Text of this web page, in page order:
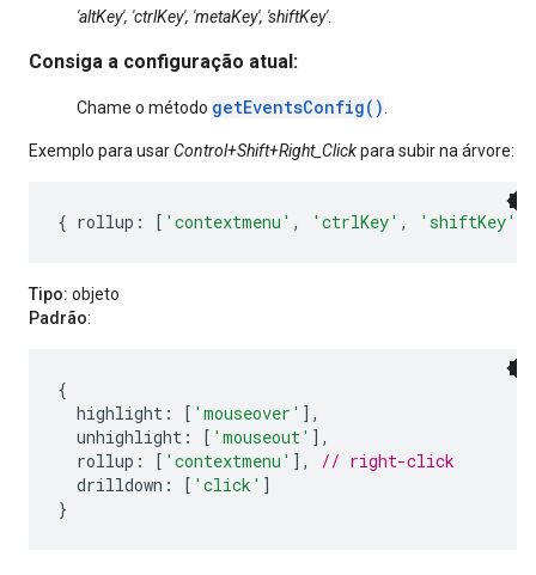
'altKey', 'ctrlKey', 'metaKey', 'shiftKey'.
Consiga a configuração atual:
Chame o método getEventsConfig()
Exemplo para usarControl+Shift+Right_Clickpara subir na árvore:
{ rollup : [ 'contextmenu' , 'ctrlKey' , 'shiftKey'
Tipo: objeto
Padrão:
{
highlight : [ 'mouseover' ],
unhighlight : [ 'mouseout' ],
rollup : [ 'contextmenu' ],
// right-click
drilldown : [ 'click' ]
}